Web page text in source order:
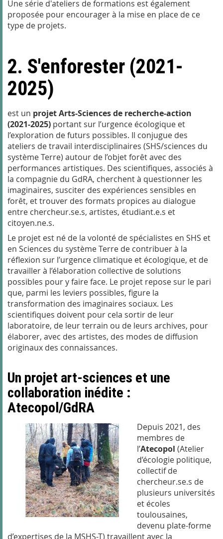
Une série d'ateliers de formations est également
proposée pour encourager à la mise en place de ce
type de projets.
2. S'enforester (2021-
2025)
est un projet Arts-Sciences de recherche-action
(2021-2025) portant sur l’urgence écologique et
l’exploration de futurs possibles. Il conjugue des
ateliers de travail interdisciplinaires (SHS/sciences du
système Terre) autour de l’objet forêt avec des
performances artistiques. Des scientifiques, associés à
la compagnie du GdRA, cherchent à questionner les
imaginaires, susciter des expériences sensibles en
forêt, et trouver des formats propices au dialogue
entre chercheur.se.s, artistes, étudiant.e.s et
citoyen.ne.s.
Le projet est né de la volonté de spécialistes en SHS et
en Sciences du système Terre de contribuer à la
réflexion sur l’urgence climatique et écologique, et de
travailler à l’élaboration collective de solutions
possibles pour y faire face. Le projet repose sur le pari
que, parmi les leviers possibles, figure la
transformation des imaginaires sociaux. Les
scientifiques doivent pour cela sortir de leur
laboratoire, de leur terrain ou de leurs archives, pour
élaborer, avec des artistes, des modes de diffusion
originaux des connaissances.
Un projet art-sciences et une
collaboration inédite :
Atecopol/GdRA
Depuis 2021, des
membres de
l’Atecopol (Atelier
d’écologie politique,
collectif de
chercheur.se.s de
plusieurs universités
et écoles
toulousaines,
devenu plate-forme
d’expertises de la MSHS-T) travaillent avec la